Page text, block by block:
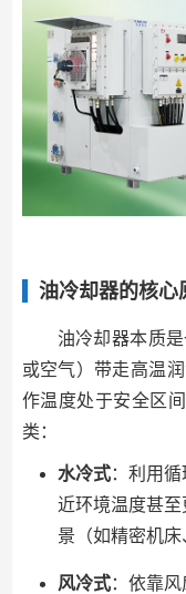
油冷却器的核心
油冷却器本质
或空气）带走高温
作温度处于安全区
类：
水冷式：利用循
近环境温度甚
景（如精密机床
风冷式：依靠风